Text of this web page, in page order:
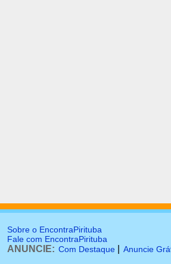
Sobre o EncontraPirituba
Fale com EncontraPirituba
ANUNCIE: Com Destaque Anuncie